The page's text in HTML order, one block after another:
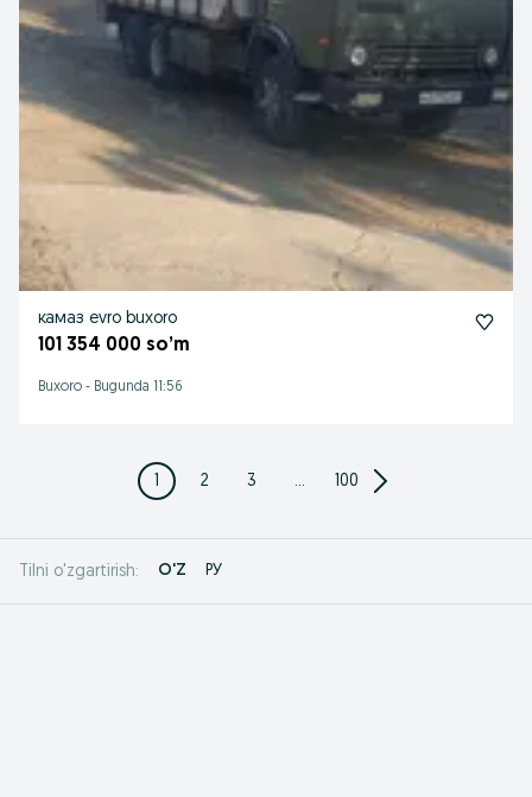
камаз evro buxoro
101 354 000 so’m
Buxoro - Bugunda 11:56
1 2 3 ... 100
Tilni o'zgartirish: O'Z РУ